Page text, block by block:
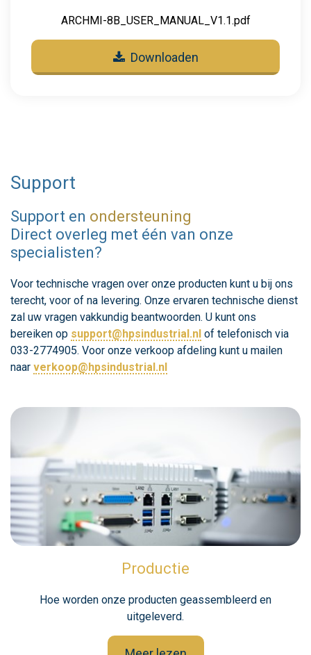
ARCHMI-8B_USER_MANUAL_V1.1.pdf
Downloaden
Support
Support en ondersteuning
Direct overleg met één van onze
specialisten?
Voor technische vragen over onze producten kunt u bij ons
terecht, voor of na levering. Onze ervaren technische dienst
zal uw vragen vakkundig beantwoorden. U kunt ons
bereiken op support@hpsindustrial.nl of telefonisch via
033-2774905. Voor onze verkoop afdeling kunt u mailen
naar verkoop@hpsindustrial.nl
Productie
Hoe worden onze producten geassembleerd en
uitgeleverd.